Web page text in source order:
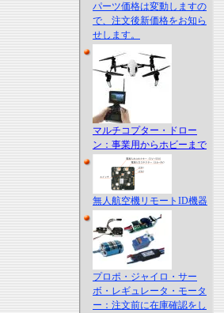
パーツ価格は変動しますの
で、注文後新価格をお知ら
せします。
マルチコプター・ドロー
ン：事業用からホビーまで
無人航空機リモートID機器
プロポ・ジャイロ・サー
ボ・レギュレータ・モータ
ー：注文前に在庫確認をし